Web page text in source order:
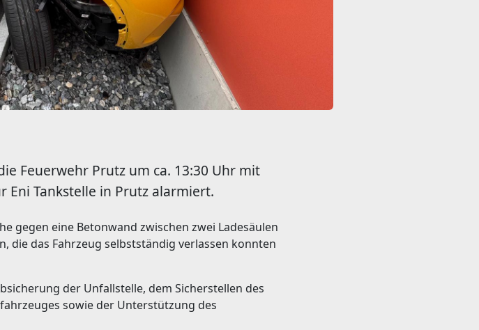
Feuerwehr Prutz um ca. 13:30 Uhr mit
Eni Tankstelle in Prutz alarmiert.
gegen eine Betonwand zwischen zwei Ladesäulen
die das Fahrzeug selbstständig verlassen konnten
der Unfallstelle, dem Sicherstellen des
sowie der Unterstützung des